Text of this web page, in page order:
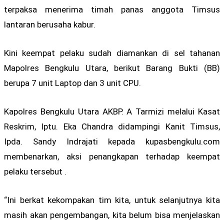
terpaksa menerima timah panas anggota Timsus
lantaran berusaha kabur.
Kini keempat pelaku sudah diamankan di sel tahanan
Mapolres Bengkulu Utara, berikut Barang Bukti (BB)
berupa 7 unit Laptop dan 3 unit CPU.
Kapolres Bengkulu Utara AKBP. A Tarmizi melalui Kasat
Reskrim, Iptu. Eka Chandra didampingi Kanit Timsus,
Ipda. Sandy Indrajati kepada kupasbengkulu.com
membenarkan, aksi penangkapan terhadap keempat
pelaku tersebut .
“Ini berkat kekompakan tim kita, untuk selanjutnya kita
masih akan pengembangan, kita belum bisa menjelaskan